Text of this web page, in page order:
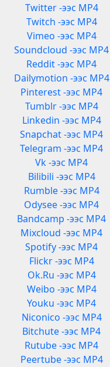
Twitter -ээс MP4
Twitch -ээс MP4
Vimeo -ээс MP4
Soundcloud -ээс MP4
Reddit -ээс MP4
Dailymotion -ээс MP4
Pinterest -ээс MP4
Tumblr -ээс MP4
Linkedin -ээс MP4
Snapchat -ээс MP4
Telegram -ээс MP4
Vk -ээс MP4
Bilibili -ээс MP4
Rumble -ээс MP4
Odysee -ээс MP4
Bandcamp -ээс MP4
Mixcloud -ээс MP4
Spotify -ээс MP4
Flickr -ээс MP4
Ok.Ru -ээс MP4
Weibo -ээс MP4
Youku -ээс MP4
Niconico -ээс MP4
Bitchute -ээс MP4
Rutube -ээс MP4
Peertube -ээс MP4